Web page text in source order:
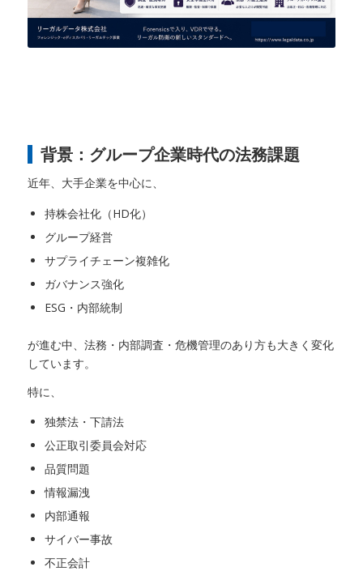
背景：グループ企業時代の法務課題
近年、大手企業を中心に、
持株会社化（HD化）
グループ経営
サプライチェーン複雑化
ガバナンス強化
ESG・内部統制
が進む中、法務・内部調査・危機管理のあり方も大きく変化
しています。
特に、
独禁法・下請法
公正取引委員会対応
品質問題
情報漏洩
内部通報
サイバー事故
不正会計